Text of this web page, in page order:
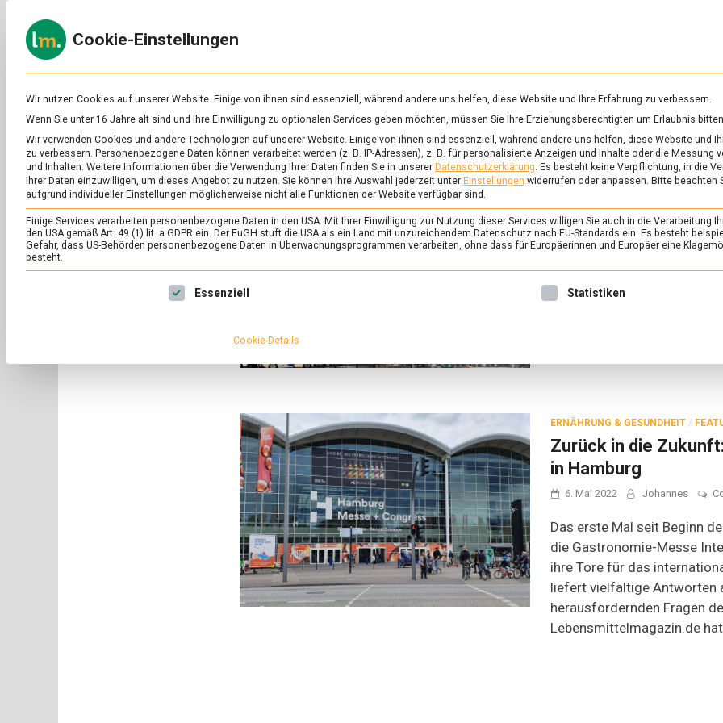
to
content
zu
&
Ernährung
SCHLAGWORT: KAFFEE-ROBOTER
ERNÄHRUNG & GESUNDHEIT/
Invasion der Roboter
Internorga 2023
Johannes
Die Internationale
internationalen Publikum
ERNÄHRUNG & GESUNDHEIT /
Zurück in die
in Hamburg
6. Mai 2022 Johannes
Das erste Mal seit Beginn
die Gastronomie-Messe
ihre Tore für das
liefert vielfältige Antworten
herausfordernden Fragen
Lebensmittelmagazin.de
Cookie-Einstellungen
Wir nutzen Cookies auf unserer Website. Einige von ihnen sind essenziell, während andere uns helfen, diese Website und Ihre Erfahrung zu verbessern.
Wenn Sie unter 16 Jahre alt sind und Ihre Einwilligung zu optionalen Services geben möchten, müssen Sie Ihre Erziehungsberechtigten um Erlaubnis
Wir verwenden Cookies und andere Technologien auf unserer Website. Einige von ihnen sind essenziell, während andere uns helfen, diese Website und
zu verbessern. Personenbezogene Daten können verarbeitet werden (z. B. IP-Adressen), z. B. für personalisierte Anzeigen und Inhalte oder die Messung
und Inhalten. Weitere Informationen über die Verwendung Ihrer Daten finden Sie in unserer Datenschutzerklärung. Es besteht keine Verpflichtung, in die
Ihrer Daten einzuwilligen, um dieses Angebot zu nutzen. Sie können Ihre Auswahl jederzeit unter Einstellungen widerrufen oder anpassen. Bitte beachten
aufgrund individueller Einstellungen möglicherweise nicht alle Funktionen der Website verfügbar sind.
Einige Services verarbeiten personenbezogene Daten in den USA. Mit Ihrer Einwilligung zur Nutzung dieser Services willigen Sie auch in die Verarbeitung
den USA gemäß Art. 49 (1) lit. a GDPR ein. Der EuGH stuft die USA als ein Land mit unzureichendem Datenschutz nach EU-Standards ein. Es besteht
Gefahr, dass US-Behörden personenbezogene Daten in Überwachungsprogrammen verarbeiten, ohne dass für Europäerinnen und Europäer eine
besteht.
Es folgt eine Liste der Service-Gruppen, für die eine Einwilligung erteilt werden kann. Die erste Service-Gruppe ist
Essenziell Statistiken
Cookie-Details